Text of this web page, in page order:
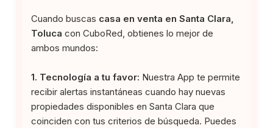
Cuando buscas casa en venta en Santa Clara,
Toluca con CuboRed, obtienes lo mejor de
ambos mundos:
1. Tecnología a tu favor: Nuestra App te permite
recibir alertas instantáneas cuando hay nuevas
propiedades disponibles en Santa Clara que
coinciden con tus criterios de búsqueda. Puedes